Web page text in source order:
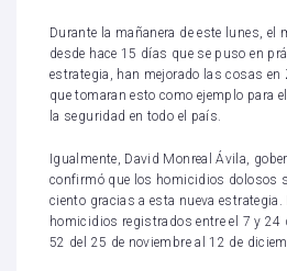
Durante la mañanera de este lunes, el
desde hace 15 días que se puso en
estrategia, han mejorado las cosas
que tomaran esto como ejemplo para
la seguridad en todo el país.
Igualmente, David Monreal Ávila,
confirmó que los homicidios dolosos
ciento gracias a esta nueva estrategia.
homicidios registrados entre el 7 y 24
52 del 25 de noviembre al 12 de